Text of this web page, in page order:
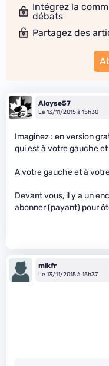
Intégrez la
débats
Partagez des
Aloyse57
Le 13/11/2015 à 15h30
Imaginez : en version
qui est à votre gauche
A votre gauche et à
Devant vous, il y a un
abonner (payant) pour
mikfr
Le 13/11/2015 à 15h37